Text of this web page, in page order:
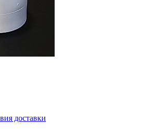
доставки